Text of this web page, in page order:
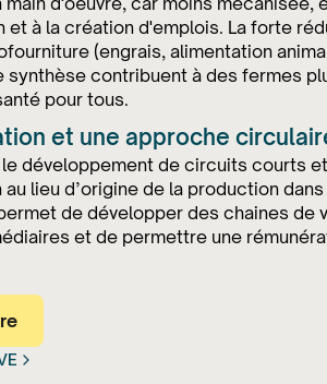
et à la création d'emplois. La forte
(engrais, alimentation
contribuent à des fermes
pour tous.
et une approche
développement de circuits courts
lieu d’origine de la production
de développer des chaines de
et de permettre une